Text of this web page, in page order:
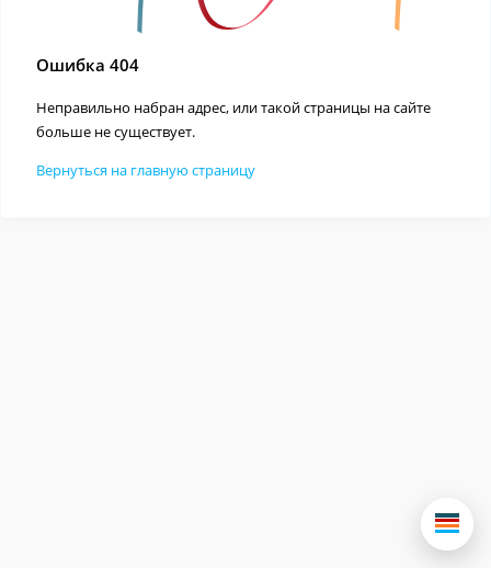
Ошибка 404
Неправильно набран адрес, или такой страницы на сайте
больше не существует.
Вернуться на главную страницу